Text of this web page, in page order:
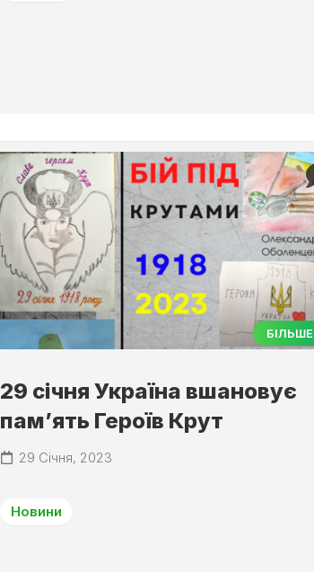
БІЛЬШЕ
29 січня Україна вшановує
пам’ять Героїв Крут
29 Січня, 2023
Новини